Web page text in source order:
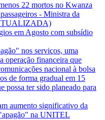
22 mortos no Kwanza
- Ministra da
em Agosto com subsídio
nos serviços, uma
operação financeira que
nacional à bolsa
de forma gradual em 15
possa ter sido planeado para
aumento significativo da
na UNITEL